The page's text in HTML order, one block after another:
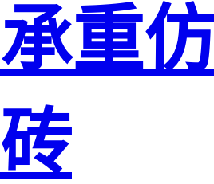
承重
砖